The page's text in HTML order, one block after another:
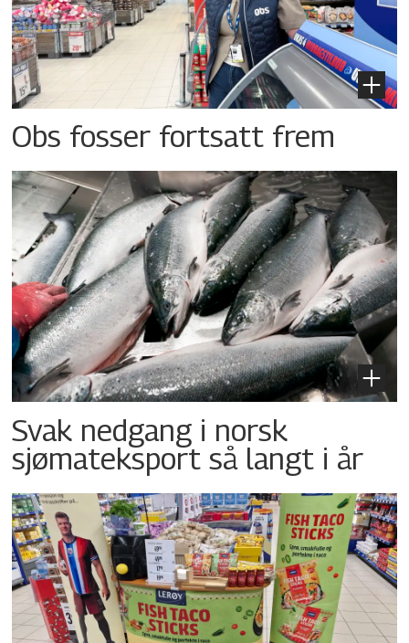
Obs fosser fortsatt frem
Svak nedgang i norsk
sjømateksport så langt i år